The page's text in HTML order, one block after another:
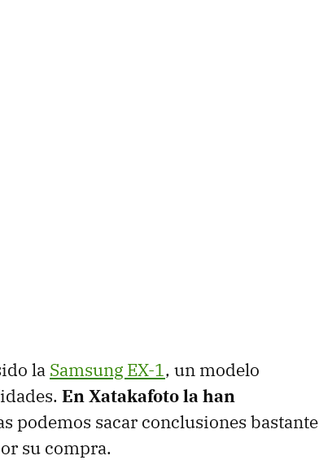
la Samsung EX-1, un modelo
En Xatakafoto la han
podemos sacar conclusiones bastante
su compra.